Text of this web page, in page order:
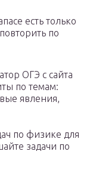
есть только
по
ОГЭ с сайта
по темам:
явления,
по физике для
задачи по